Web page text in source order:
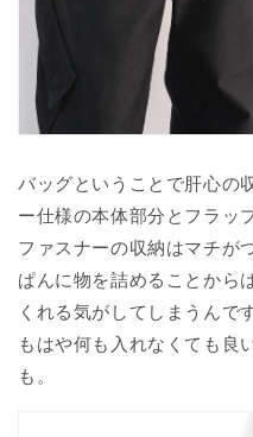
バッグということで肝心の
ー仕様の本体部分とフラッ
ファスナーの収納はマチが
ぱんに物を詰めることから
くれる気がしてしまうんで
もはや何も入れなくても良
も。